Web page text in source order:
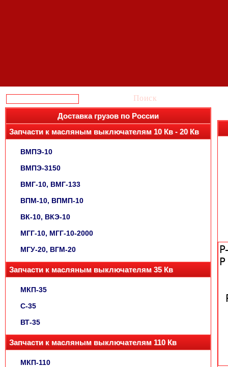
Поиск
Доставка грузов по России
Запчасти к масляным выключателям 10 Кв - 20 Кв
ВМПЭ-10
ВМПЭ-3150
ВМГ-10, ВМГ-133
ВПМ-10, ВПМП-10
ВК-10, ВКЭ-10
МГГ-10, МГГ-10-2000
МГУ-20, ВГМ-20
Запчасти к масляным выключателям 35 Кв
МКП-35
С-35
ВТ-35
Запчасти к масляным выключателям 110 Кв
МКП-110